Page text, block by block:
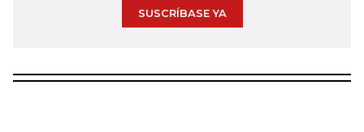
SUSCRÍBASE YA